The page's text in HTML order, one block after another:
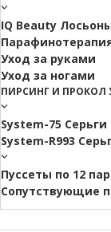
IQ Beauty
Уход за руками
Уход за ногами
ПИРСИНГ И ПРОКОЛ
System-75
System-R993
Пуссеты по 12 пар
Cопутствующие